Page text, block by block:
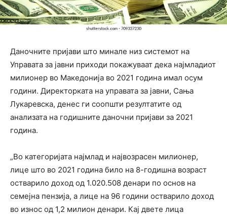
Даночните пријави што минале низ системот на
Управата за јавни приходи покажуваат дека најмладиот
милионер во Македонија во 2021 година имал осум
години. Директорката на управата за јавни, Сања
Лукаревска, денес ги соопшти резултатите од
анализата на годишните даночни пријави за 2021
година.
„Во категоријата најмлад и највозрасен милионер,
лице што во 2021 година било на 8-годишна возраст
остварило доход од 1.020.508 денари по основ на
семејна пензија, а лице на 96 години остварило доход
во износ од 1,2 милион денари. Кај двете лица